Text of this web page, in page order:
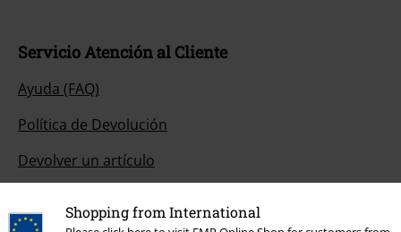
Shopping from International
Servicio Atención al Cliente
Ayuda (FAQ)
Política de Devolución
Devolver un artículo